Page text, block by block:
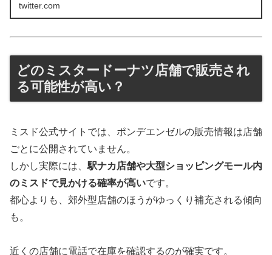
twitter.com
どのミスタードーナツ店舗で販売され
る可能性が高い？
ミスド公式サイトでは、ポンデエンゼルの販売情報は店舗
ごとに公開されていません。
しかし実際には、 駅ナカ店舗や大型ショッピングモール内
のミスドで見かける確率が高いです。
都心よりも、郊外型店舗のほうがゆっくり補充される傾向
も。
近くの店舗に電話で在庫を確認するのが確実です。